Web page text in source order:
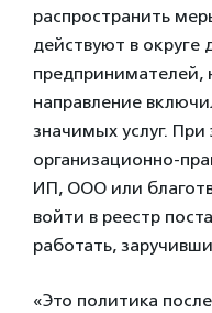
распространить
действуют в округе
предпринимателей,
направление
значимых услуг. При
организационно-
ИП, ООО или
войти в реестр
работать,
«Это политика